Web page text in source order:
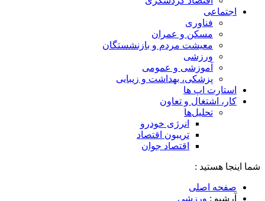
اجتماعی
فناوری
مسکن و عمران
معیشت مردم و بازنشستگان
ورزشی
آموزشی و عمومی
پزشکی، بهداشت و زیبایی
استارت اپ ها
کار، اشتغال و تعاون
تحلیل‌ها
انرژی خودرو
تریبون اقتصاد
اقتصاد جوان
شما اینجا هستید :
صفحه اصلی
آرشیو : ورزشی